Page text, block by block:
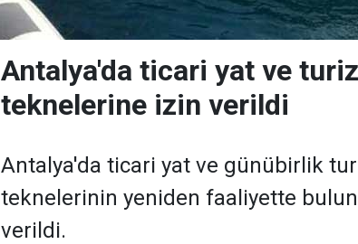
Antalya'da ticari yat ve
teknelerine izin verildi
Antalya'da ticari yat ve günübirlik
teknelerinin yeniden faaliyette
verildi.